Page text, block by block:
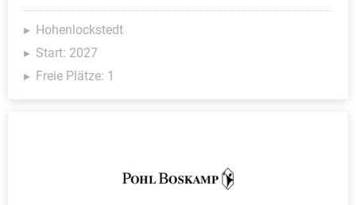
Hohenlockstedt
Start: 2027
Freie Plätze: 1